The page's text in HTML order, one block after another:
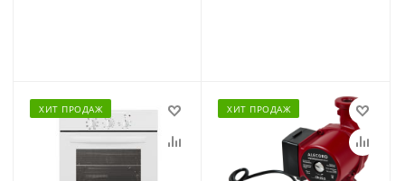
ХИТ ПРОДАЖ ХИТ ПРОДАЖ